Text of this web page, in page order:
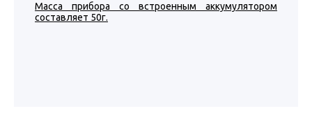
Масса прибора со встроенным аккумулятором
составляет 50г.